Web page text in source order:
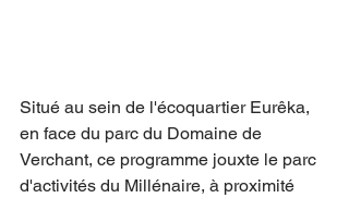
Situé au sein de l'écoquartier Eurêka,
en face du parc du Domaine de
Verchant, ce programme jouxte le parc
d'activités du Millénaire, à proximité